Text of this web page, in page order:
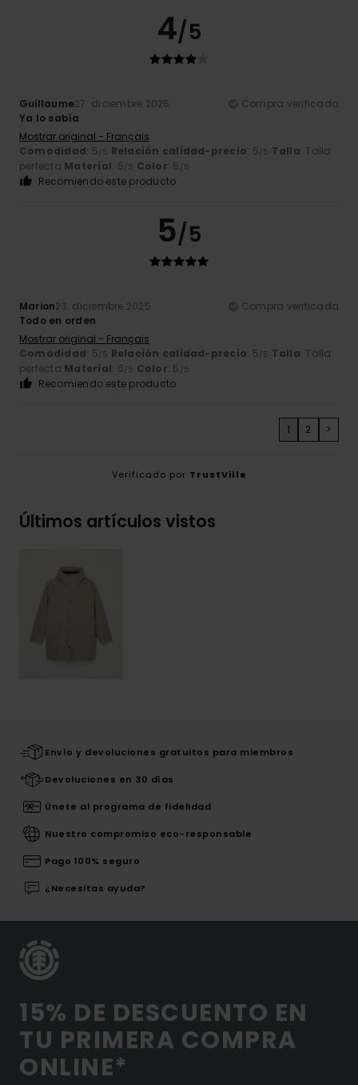
4/5
Guillaume27. diciembre 2025
Compra verificada
Ya lo sabía
Mostrar original - Français
Comodidad: 5/5 Relación calidad-precio: 5/5 Talla: Talla
perfecta Material: 5/5 Color: 5 /5
Recomiendo este producto
5/5
Marion23. diciembre 2025
Compra verificada
Todo en orden
Mostrar original - Français
Comodidad: 5/5 Relación calidad-precio: 5/5 Talla: Talla
perfecta Material: 5/5 Color: 5 /5
Recomiendo este producto
1 2 >
Verificado por TrustVille
Últimos artículos vistos
Envío y devoluciones gratuitos para miembros
Devoluciones en 30 días
Únete al programa de fidelidad
Nuestro compromiso eco-responsable
Pago 100% seguro
¿Necesitas ayuda?
15% DE DESCUENTO EN
TU PRIMERA COMPRA
ONLINE*